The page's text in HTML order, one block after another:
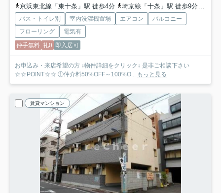
京浜東北線「東十条」駅 徒歩4分
埼京線「十条」駅 徒歩9分
バス・トイレ別 室内洗濯機置場 エアコン
バルコニー
フローリング
電気有
仲手無料 礼0 即入居可
お申込み・来店希望の方 ↓物件詳細をクリック↓ 是非ご相談下さい
☆☆POINT☆☆ ①仲介料50%OFF～100%O... もっと見る
賃貸マンション